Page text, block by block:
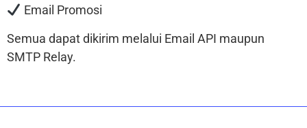
Email Promosi
Semua dapat dikirim melalui Email API maupun
SMTP Relay.